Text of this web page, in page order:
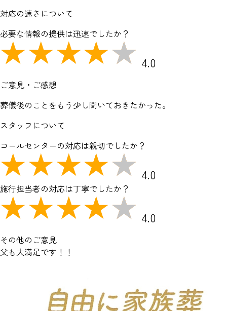
対応の速さについて
必要な情報の提供は迅速でしたか？
4.0
ご意見・ご感想
葬儀後のことをもう少し聞いておきたかった。
スタッフについて
コールセンターの対応は親切でしたか？
4.0
施行担当者の対応は丁寧でしたか？
4.0
その他のご意見
父も大満足です！！